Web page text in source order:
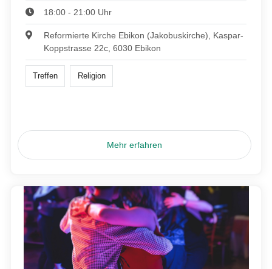
18:00 - 21:00 Uhr
Reformierte Kirche Ebikon (Jakobuskirche), Kaspar-
Koppstrasse 22c, 6030 Ebikon
Treffen Religion
Mehr erfahren